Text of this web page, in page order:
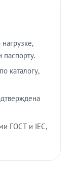
паспорту.
каталогу,
ГОСТ и IEC,